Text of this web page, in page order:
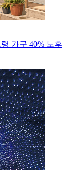
가구 40% 노후